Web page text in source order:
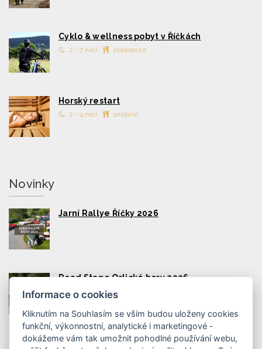
Cyklo & wellness pobyt v Říčkách
2 - 7 nocí polopenze
Horský restart
2 - 4 nocí snídaně
Novinky
Jarní Rallye Říčky 2026
Road Stage Orlické hory 2026
Informace o cookies
Kliknutím na Souhlasím se vším budou uloženy cookies
funkční, výkonnostní, analytické i marketingové -
dokážeme vám tak umožnit pohodlné používání webu,